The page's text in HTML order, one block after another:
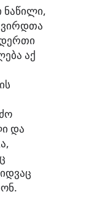
ნაწილი,
აქ
და